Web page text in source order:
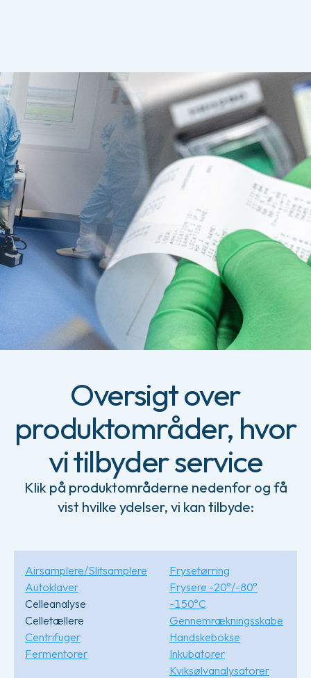
Oversigt over
produktområder, hvor
vi tilbyder service
Klik på produktområderne nedenfor og få
vist hvilke ydelser, vi kan tilbyde:
Airsamplere/Slitsamplere
Autoklaver
Celleanalyse
Celletællere
Centrifuger
Fermentorer
Frysetørring
Frysere -20°/-80°
-150°C
Gennemrækningsskabe
Handskebokse
Inkubatorer
Kviksølvanalysatorer